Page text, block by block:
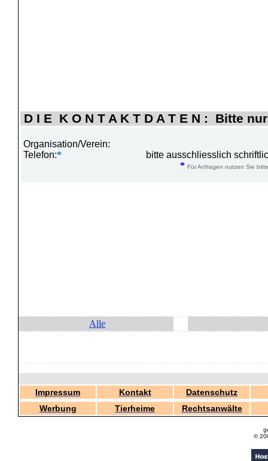
D I E K O N T A K T D A T E N : Bitte
Organisation/Verein:
Telefon:*
bitte ausschliesslich
* Für Anfragen nutzen Sie
Alle
Impressum Kontakt
Datenschutz
Werbung
Tierheime Rechtsanwälte
©